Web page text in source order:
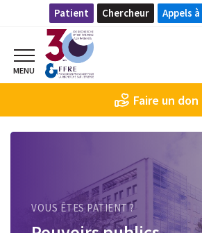
Patient Chercheur Appels
Faire un don
VOUS ÊTES PATIENT ?